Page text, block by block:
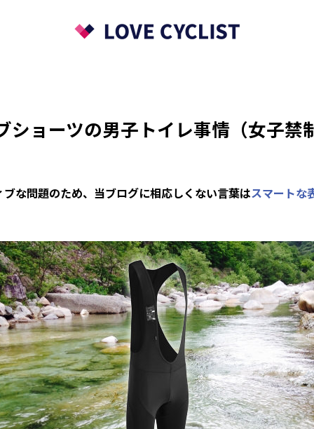
ショーツの男子トイレ事情（女子禁
な問題のため、当ブログに相応しくない言葉はスマートな